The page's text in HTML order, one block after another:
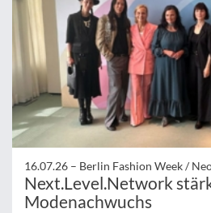
16.07.26 – Berlin Fashion Week /
Next.Level.Network
Modenachwuchs